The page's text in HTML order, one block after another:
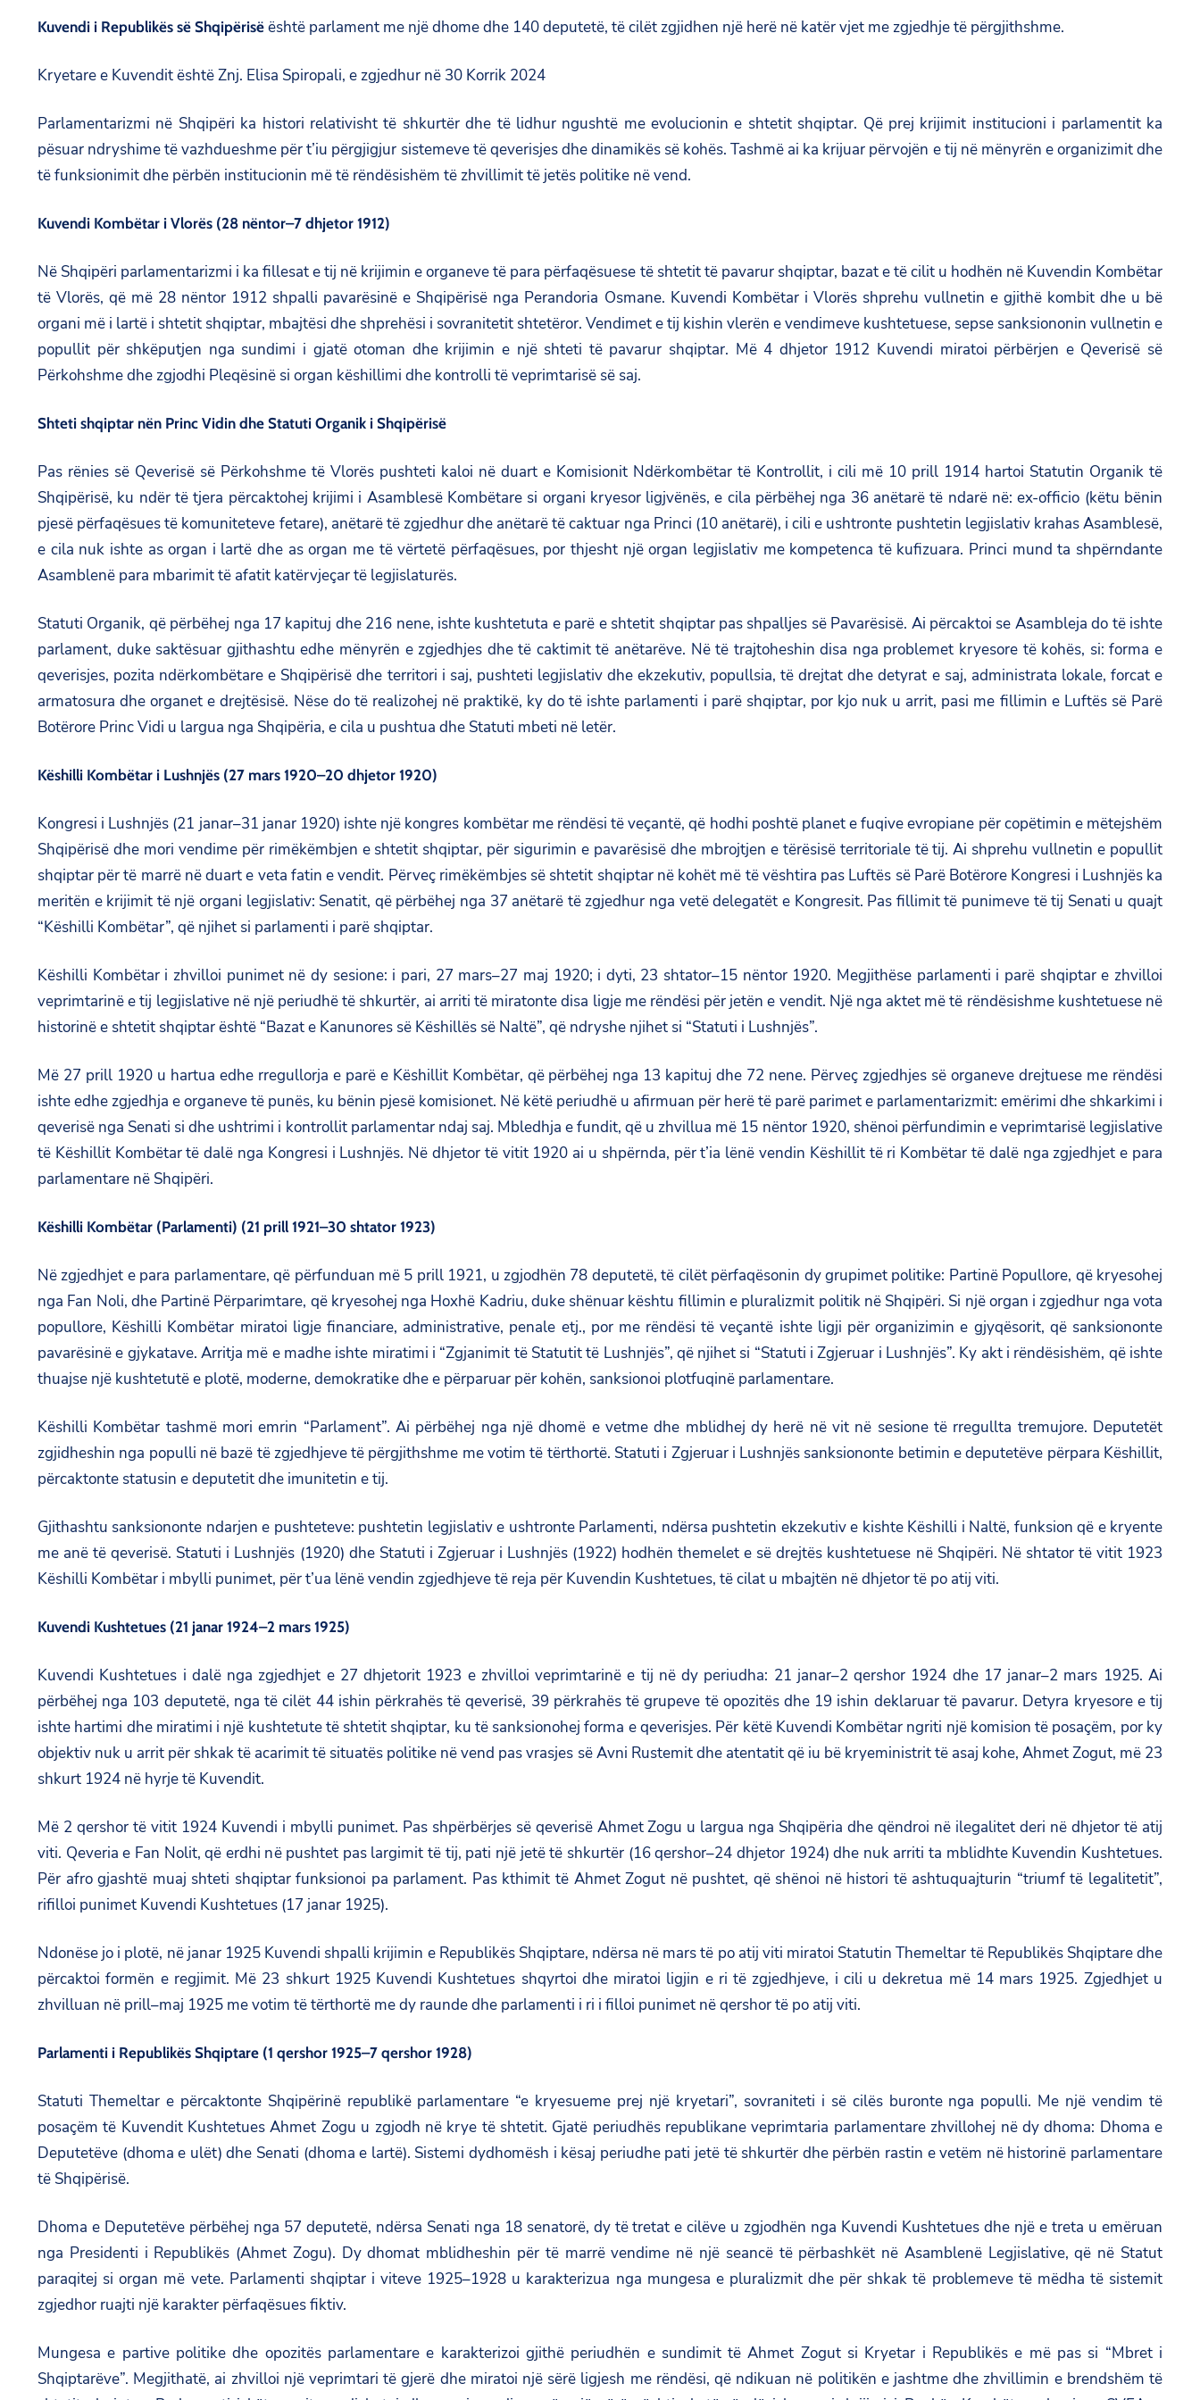
Kuvendi i Republikës së Shqipërisë është parlament me një dhome dhe 140 deputetë, të cilët zgjidhen një herë në katër vjet me zgjedhje të përgjithshme.
Kryetare e Kuvendit është Znj. Elisa Spiropali, e zgjedhur në 30 Korrik 2024
Parlamentarizmi në Shqipëri ka histori relativisht të shkurtër dhe të lidhur ngushtë me evolucionin e shtetit shqiptar. Që prej krijimit institucioni i parlamentit ka
pësuar ndryshime të vazhdueshme për t’iu përgjigjur sistemeve të qeverisjes dhe dinamikës së kohës. Tashmë ai ka krijuar përvojën e tij në mënyrën e organizimit dhe
të funksionimit dhe përbën institucionin më të rëndësishëm të zhvillimit të jetës politike në vend.
Kuvendi Kombëtar i Vlorës (28 nëntor–7 dhjetor 1912)
Në Shqipëri parlamentarizmi i ka fillesat e tij në krijimin e organeve të para përfaqësuese të shtetit të pavarur shqiptar, bazat e të cilit u hodhën në Kuvendin Kombëtar
të Vlorës, që më 28 nëntor 1912 shpalli pavarësinë e Shqipërisë nga Perandoria Osmane. Kuvendi Kombëtar i Vlorës shprehu vullnetin e gjithë kombit dhe u bë
organi më i lartë i shtetit shqiptar, mbajtësi dhe shprehësi i sovranitetit shtetëror. Vendimet e tij kishin vlerën e vendimeve kushtetuese, sepse sanksiononin vullnetin e
popullit për shkëputjen nga sundimi i gjatë otoman dhe krijimin e një shteti të pavarur shqiptar. Më 4 dhjetor 1912 Kuvendi miratoi përbërjen e Qeverisë së
Përkohshme dhe zgjodhi Pleqësinë si organ këshillimi dhe kontrolli të veprimtarisë së saj.
Shteti shqiptar nën Princ Vidin dhe Statuti Organik i Shqipërisë
Pas rënies së Qeverisë së Përkohshme të Vlorës pushteti kaloi në duart e Komisionit Ndërkombëtar të Kontrollit, i cili më 10 prill 1914 hartoi Statutin Organik të
Shqipërisë, ku ndër të tjera përcaktohej krijimi i Asamblesë Kombëtare si organi kryesor ligjvënës, e cila përbëhej nga 36 anëtarë të ndarë në: ex-officio (këtu bënin
pjesë përfaqësues të komuniteteve fetare), anëtarë të zgjedhur dhe anëtarë të caktuar nga Princi (10 anëtarë), i cili e ushtronte pushtetin legjislativ krahas Asamblesë,
e cila nuk ishte as organ i lartë dhe as organ me të vërtetë përfaqësues, por thjesht një organ legjislativ me kompetenca të kufizuara. Princi mund ta shpërndante
Asamblenë para mbarimit të afatit katërvjeçar të legjislaturës.
Statuti Organik, që përbëhej nga 17 kapituj dhe 216 nene, ishte kushtetuta e parë e shtetit shqiptar pas shpalljes së Pavarësisë. Ai përcaktoi se Asambleja do të ishte
parlament, duke saktësuar gjithashtu edhe mënyrën e zgjedhjes dhe të caktimit të anëtarëve. Në të trajtoheshin disa nga problemet kryesore të kohës, si: forma e
qeverisjes, pozita ndërkombëtare e Shqipërisë dhe territori i saj, pushteti legjislativ dhe ekzekutiv, popullsia, të drejtat dhe detyrat e saj, administrata lokale, forcat e
armatosura dhe organet e drejtësisë. Nëse do të realizohej në praktikë, ky do të ishte parlamenti i parë shqiptar, por kjo nuk u arrit, pasi me fillimin e Luftës së Parë
Botërore Princ Vidi u largua nga Shqipëria, e cila u pushtua dhe Statuti mbeti në letër.
Këshilli Kombëtar i Lushnjës (27 mars 1920–20 dhjetor 1920)
Kongresi i Lushnjës (21 janar–31 janar 1920) ishte një kongres kombëtar me rëndësi të veçantë, që hodhi poshtë planet e fuqive evropiane për copëtimin e mëtejshëm
Shqipërisë dhe mori vendime për rimëkëmbjen e shtetit shqiptar, për sigurimin e pavarësisë dhe mbrojtjen e tërësisë territoriale të tij. Ai shprehu vullnetin e popullit
shqiptar për të marrë në duart e veta fatin e vendit. Përveç rimëkëmbjes së shtetit shqiptar në kohët më të vështira pas Luftës së Parë Botërore Kongresi i Lushnjës ka
meritën e krijimit të një organi legjislativ: Senatit, që përbëhej nga 37 anëtarë të zgjedhur nga vetë delegatët e Kongresit. Pas fillimit të punimeve të tij Senati u quajt
“Këshilli Kombëtar”, që njihet si parlamenti i parë shqiptar.
Këshilli Kombëtar i zhvilloi punimet në dy sesione: i pari, 27 mars–27 maj 1920; i dyti, 23 shtator–15 nëntor 1920. Megjithëse parlamenti i parë shqiptar e zhvilloi
veprimtarinë e tij legjislative në një periudhë të shkurtër, ai arriti të miratonte disa ligje me rëndësi për jetën e vendit. Një nga aktet më të rëndësishme kushtetuese në
historinë e shtetit shqiptar është “Bazat e Kanunores së Këshillës së Naltë”, që ndryshe njihet si “Statuti i Lushnjës”.
Më 27 prill 1920 u hartua edhe rregullorja e parë e Këshillit Kombëtar, që përbëhej nga 13 kapituj dhe 72 nene. Përveç zgjedhjes së organeve drejtuese me rëndësi
ishte edhe zgjedhja e organeve të punës, ku bënin pjesë komisionet. Në këtë periudhë u afirmuan për herë të parë parimet e parlamentarizmit: emërimi dhe shkarkimi i
qeverisë nga Senati si dhe ushtrimi i kontrollit parlamentar ndaj saj. Mbledhja e fundit, që u zhvillua më 15 nëntor 1920, shënoi përfundimin e veprimtarisë legjislative
të Këshillit Kombëtar të dalë nga Kongresi i Lushnjës. Në dhjetor të vitit 1920 ai u shpërnda, për t’ia lënë vendin Këshillit të ri Kombëtar të dalë nga zgjedhjet e para
parlamentare në Shqipëri.
Këshilli Kombëtar (Parlamenti) (21 prill 1921–30 shtator 1923)
Në zgjedhjet e para parlamentare, që përfunduan më 5 prill 1921, u zgjodhën 78 deputetë, të cilët përfaqësonin dy grupimet politike: Partinë Popullore, që kryesohej
nga Fan Noli, dhe Partinë Përparimtare, që kryesohej nga Hoxhë Kadriu, duke shënuar kështu fillimin e pluralizmit politik në Shqipëri. Si një organ i zgjedhur nga vota
popullore, Këshilli Kombëtar miratoi ligje financiare, administrative, penale etj., por me rëndësi të veçantë ishte ligji për organizimin e gjyqësorit, që sanksiononte
pavarësinë e gjykatave. Arritja më e madhe ishte miratimi i “Zgjanimit të Statutit të Lushnjës”, që njihet si “Statuti i Zgjeruar i Lushnjës”. Ky akt i rëndësishëm, që ishte
thuajse një kushtetutë e plotë, moderne, demokratike dhe e përparuar për kohën, sanksionoi plotfuqinë parlamentare.
Këshilli Kombëtar tashmë mori emrin “Parlament”. Ai përbëhej nga një dhomë e vetme dhe mblidhej dy herë në vit në sesione të rregullta tremujore. Deputetët
zgjidheshin nga populli në bazë të zgjedhjeve të përgjithshme me votim të tërthortë. Statuti i Zgjeruar i Lushnjës sanksiononte betimin e deputetëve përpara Këshillit,
përcaktonte statusin e deputetit dhe imunitetin e tij.
Gjithashtu sanksiononte ndarjen e pushteteve: pushtetin legjislativ e ushtronte Parlamenti, ndërsa pushtetin ekzekutiv e kishte Këshilli i Naltë, funksion që e kryente
me anë të qeverisë. Statuti i Lushnjës (1920) dhe Statuti i Zgjeruar i Lushnjës (1922) hodhën themelet e së drejtës kushtetuese në Shqipëri. Në shtator të vitit 1923
Këshilli Kombëtar i mbylli punimet, për t’ua lënë vendin zgjedhjeve të reja për Kuvendin Kushtetues, të cilat u mbajtën në dhjetor të po atij viti.
Kuvendi Kushtetues (21 janar 1924–2 mars 1925)
Kuvendi Kushtetues i dalë nga zgjedhjet e 27 dhjetorit 1923 e zhvilloi veprimtarinë e tij në dy periudha: 21 janar–2 qershor 1924 dhe 17 janar–2 mars 1925. Ai
përbëhej nga 103 deputetë, nga të cilët 44 ishin përkrahës të qeverisë, 39 përkrahës të grupeve të opozitës dhe 19 ishin deklaruar të pavarur. Detyra kryesore e tij
ishte hartimi dhe miratimi i një kushtetute të shtetit shqiptar, ku të sanksionohej forma e qeverisjes. Për këtë Kuvendi Kombëtar ngriti një komision të posaçëm, por ky
objektiv nuk u arrit për shkak të acarimit të situatës politike në vend pas vrasjes së Avni Rustemit dhe atentatit që iu bë kryeministrit të asaj kohe, Ahmet Zogut, më 23
shkurt 1924 në hyrje të Kuvendit.
Më 2 qershor të vitit 1924 Kuvendi i mbylli punimet. Pas shpërbërjes së qeverisë Ahmet Zogu u largua nga Shqipëria dhe qëndroi në ilegalitet deri në dhjetor të atij
viti. Qeveria e Fan Nolit, që erdhi në pushtet pas largimit të tij, pati një jetë të shkurtër (16 qershor–24 dhjetor 1924) dhe nuk arriti ta mblidhte Kuvendin Kushtetues.
Për afro gjashtë muaj shteti shqiptar funksionoi pa parlament. Pas kthimit të Ahmet Zogut në pushtet, që shënoi në histori të ashtuquajturin “triumf të legalitetit”,
rifilloi punimet Kuvendi Kushtetues (17 janar 1925).
Ndonëse jo i plotë, në janar 1925 Kuvendi shpalli krijimin e Republikës Shqiptare, ndërsa në mars të po atij viti miratoi Statutin Themeltar të Republikës Shqiptare dhe
përcaktoi formën e regjimit. Më 23 shkurt 1925 Kuvendi Kushtetues shqyrtoi dhe miratoi ligjin e ri të zgjedhjeve, i cili u dekretua më 14 mars 1925. Zgjedhjet u
zhvilluan në prill–maj 1925 me votim të tërthortë me dy raunde dhe parlamenti i ri i filloi punimet në qershor të po atij viti.
Parlamenti i Republikës Shqiptare (1 qershor 1925–7 qershor 1928)
Statuti Themeltar e përcaktonte Shqipërinë republikë parlamentare “e kryesueme prej një kryetari”, sovraniteti i së cilës buronte nga populli. Me një vendim të
posaçëm të Kuvendit Kushtetues Ahmet Zogu u zgjodh në krye të shtetit. Gjatë periudhës republikane veprimtaria parlamentare zhvillohej në dy dhoma: Dhoma e
Deputetëve (dhoma e ulët) dhe Senati (dhoma e lartë). Sistemi dydhomësh i kësaj periudhe pati jetë të shkurtër dhe përbën rastin e vetëm në historinë parlamentare
të Shqipërisë.
Dhoma e Deputetëve përbëhej nga 57 deputetë, ndërsa Senati nga 18 senatorë, dy të tretat e cilëve u zgjodhën nga Kuvendi Kushtetues dhe një e treta u emëruan
nga Presidenti i Republikës (Ahmet Zogu). Dy dhomat mblidheshin për të marrë vendime në një seancë të përbashkët në Asamblenë Legjislative, që në Statut
paraqitej si organ më vete. Parlamenti shqiptar i viteve 1925–1928 u karakterizua nga mungesa e pluralizmit dhe për shkak të problemeve të mëdha të sistemit
zgjedhor ruajti një karakter përfaqësues fiktiv.
Mungesa e partive politike dhe opozitës parlamentare e karakterizoi gjithë periudhën e sundimit të Ahmet Zogut si Kryetar i Republikës e më pas si “Mbret i
Shqiptarëve”. Megjithatë, ai zhvilloi një veprimtari të gjerë dhe miratoi një sërë ligjesh me rëndësi, që ndikuan në politikën e jashtme dhe zhvillimin e brendshëm të